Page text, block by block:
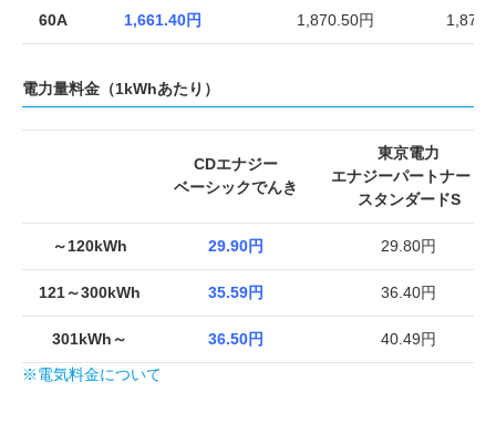
60A 1,661.40円 1,870.50円
電力量料金 （1kWhあたり）
CDエナジー
ベーシックでんき
東京電力
エナジーパートナー
スタンダードS
～120kWh 29.90円 29.80円
121～300kWh 35.59円 36.40円
301kWh～ 36.50円
40.49円
※電気料金について